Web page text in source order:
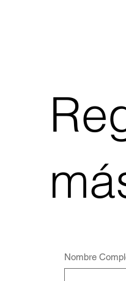
12 x 10.5 x 2 cm.
12 x 8.7 x 2.1 cm.
13.3cm x 6.3 cm x 5 cm
13.8 x 8.5 x 6.7 cm.
14 cm x 3 cm x 17 cm
15 x 10 cm.Nombre